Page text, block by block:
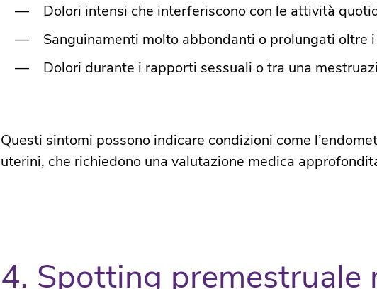
Dolori intensi che interferiscono con le attività
Sanguinamenti molto abbondanti o prolungati oltre
Dolori durante i rapporti sessuali o tra una
Questi sintomi possono indicare condizioni come
uterini, che richiedono una valutazione medica
4. Spotting premestruale